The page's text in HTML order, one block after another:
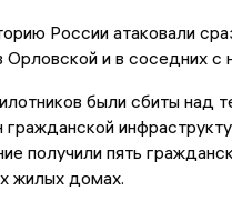
России атаковали
и в соседних с
были сбиты над
получили пять
жилых домах.